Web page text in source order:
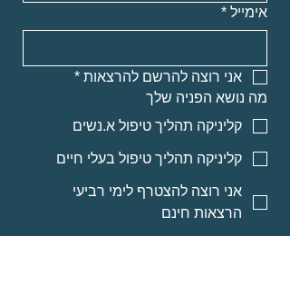
אימייל *
אני רוצה להרשם להרצאות *
מה נושא הפניה שלך
קליניקה תהליך טיפול א.נשים
קליניקה תהליך טיפול בעלי חיים
אני רוצה להצטרף לימי רביעי
הרצאות חינם